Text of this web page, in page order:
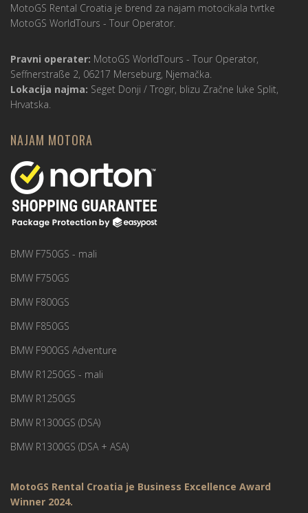
MotoGS Rental Croatia je brend za najam motocikala tvrtke
MotoGS WorldTours - Tour Operator
Pravni operater: MotoGS WorldTours - Tour Operator,
Seffnerstraße 2, 06217 Merseburg, Njemačka.
Lokacija najma: Seget Donji / Trogir, blizu Zračne luke Split,
Hrvatska.
NAJAM MOTORA
BMW F750GS - mali
BMW F750GS
BMW F800GS
BMW F850GS
BMW F900GS Adventure
BMW R1250GS - mali
BMW R1250GS
BMW R1300GS (DSA)
BMW R1300GS (DSA + ASA)
MotoGS Rental Croatia je Business Excellence Award
Winner 2024.